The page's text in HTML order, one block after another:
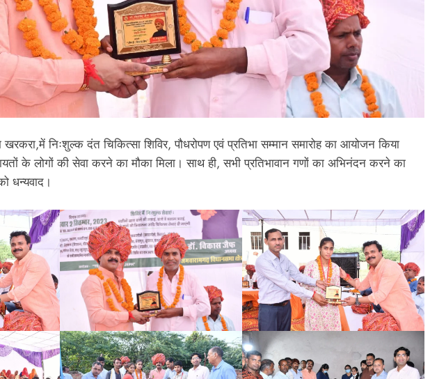
निःशुल्क दंत चिकित्सा शिविर, पौधरोपण एवं प्रतिभा सम्मान समारोह का आयोजन किया
के लोगों की सेवा करने का मौका मिला। साथ ही, सभी प्रतिभावान गणों का अभिनंदन करने का
धन्यवाद।